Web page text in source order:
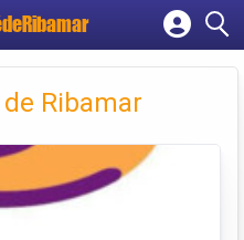
empresa
contaRibamar